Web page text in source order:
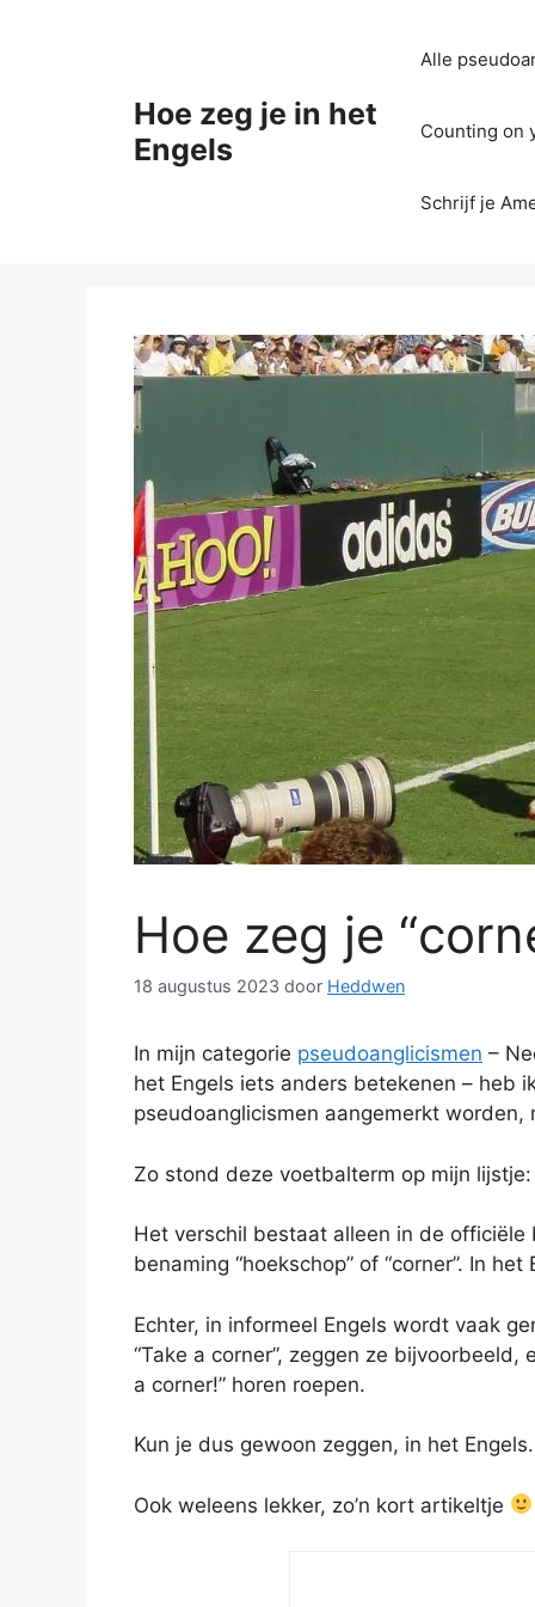
Hoe zeg je in het
Engels
Alle
Counting on
Schrijf je
Hoe zeg je
18 augustus 2023 door Heddwen
In mijn categorie pseudoanglicismen –
het Engels iets anders betekenen – heb
pseudoanglicismen aangemerkt worden,
Zo stond deze voetbalterm op mijn
Het verschil bestaat alleen in de
benaming “hoekschop” of “corner”. In
Echter, in informeel Engels wordt vaak
“Take a corner”, zeggen ze bijvoorbeeld,
a corner!” horen roepen.
Kun je dus gewoon zeggen, in het
Ook weleens lekker, zo’n kort artikeltje